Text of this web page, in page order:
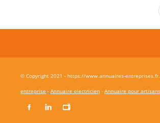
© Copyright 2021 - https://www.annuaires-entreprises.fr.
entreprise - Annuaire electricien - Annuaire pour artisans